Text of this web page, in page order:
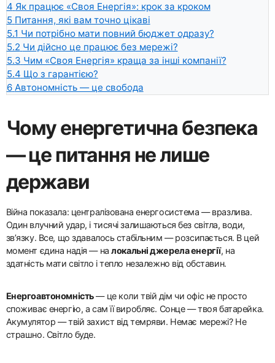
4 Як працює «Своя Енергія»: крок за кроком
5 Питання, які вам точно цікаві
5.1 Чи потрібно мати повний бюджет одразу?
5.2 Чи дійсно це працює без мережі?
5.3 Чим «Своя Енергія» краща за інші компанії?
5.4 Що з гарантією?
6 Автономність — це свобода
Чому енергетична безпека
— це питання не лише
держави
Війна показала: централізована енергосистема — вразлива.
Один влучний удар, і тисячі залишаються без світла, води,
зв’язку. Все, що здавалось стабільним — розсипається. В цей
момент єдина надія — налокальні джерела енергії, на
здатність мати світло і тепло незалежно від обставин.
Енергоавтономність— це коли твій дім чи офіс не просто
споживає енергію, а сам її виробляє. Сонце — твоя батарейка.
Акумулятор — твій захист від темряви. Немає мережі? Не
страшно. Світло буде.